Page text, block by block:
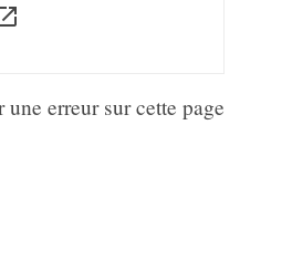
une erreur sur cette page